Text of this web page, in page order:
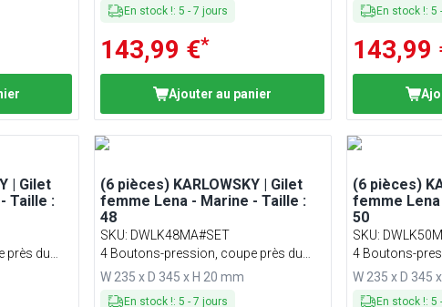
En stock !:5 -7 jours
143,99 €*
Ajouter au panier
En stock !:5
143,99
| Gilet
Taille :
près du
(6 pièces) KARLOWSKY | Gilet
femme Lena - Marine - Taille :
48
SKU: DWLK48MA#SET
4 Boutons-pression, coupe près du
corps
W 235 x D 345 x H 20 mm
En stock !:5 -7 jours
(6 pièces)
femme
50
SKU:
4 Boutons-
corps
W 235 x D 345
En stock !:5